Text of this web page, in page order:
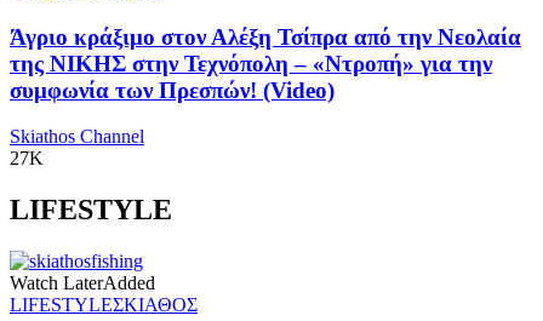
Άγριο κράξιμο στον Αλέξη Τσίπρα από την Νεολαία
της ΝΙΚΗΣ στην Τεχνόπολη – «Ντροπή» για την
συμφωνία των Πρεσπών! (Video)
Skiathos Channel
27K
LIFESTYLE
Watch LaterAdded
LIFESTYLEΣΚΙΑΘΟΣ